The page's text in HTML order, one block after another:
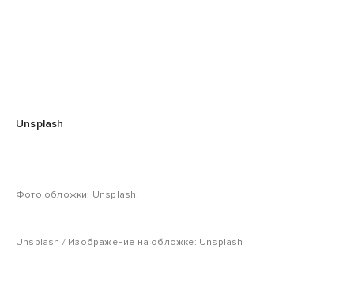
Unsplash
Фото обложки: Unsplash.
Unsplash / Изображение на обложке: Unsplash